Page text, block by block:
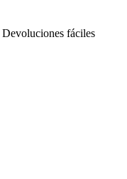
Devoluciones fáciles